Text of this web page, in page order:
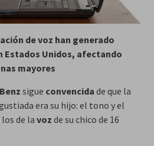
de voz han generado
Estados Unidos, afectando
mayores
sigue convencida de que la
era su hijo: el tono y el
de la voz de su chico de 16